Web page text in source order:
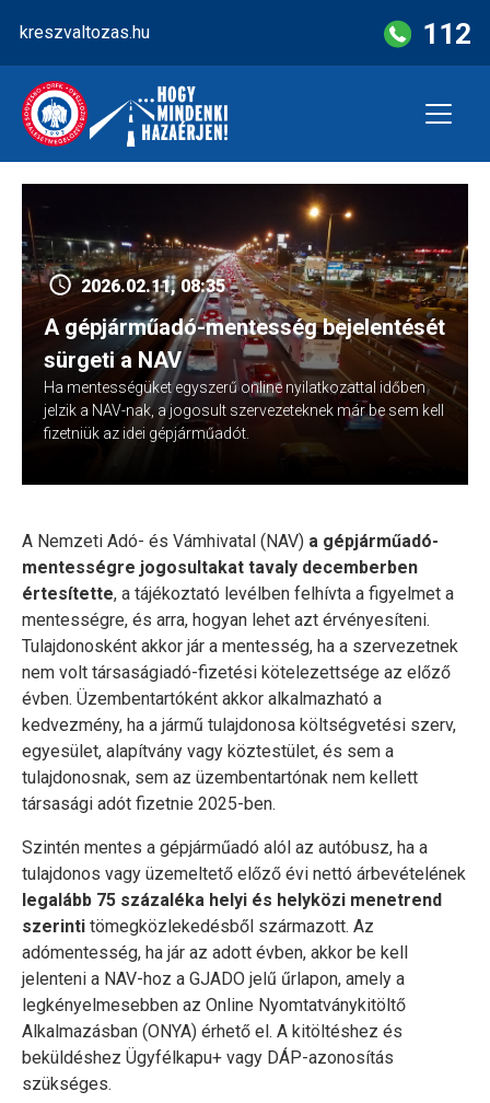
content
kreszvaltozas.hu 112
2026.02.11, 08:35
A gépjárműadó-mentesség bejelentését
sürgeti a NAV
Ha mentességüket egyszerű online nyilatkozattal időben
jelzik a NAV-nak, a jogosult szervezeteknek már be sem kell
fizetniük az idei gépjárműadót.
A Nemzeti Adó- és Vámhivatal (NAV) a gépjárműadó-
mentességre jogosultakat tavaly decemberben
értesítette, a tájékoztató levélben felhívta a figyelmet a
mentességre, és arra, hogyan lehet azt érvényesíteni.
Tulajdonosként akkor jár a mentesség, ha a szervezetnek
nem volt társaságiadó-fizetési kötelezettsége az előző
évben. Üzembentartóként akkor alkalmazható a
kedvezmény, ha a jármű tulajdonosa költségvetési szerv,
egyesület, alapítvány vagy köztestület, és sem a
tulajdonosnak, sem az üzembentartónak nem kellett
társasági adót fizetnie 2025-ben.
Szintén mentes a gépjárműadó alól az autóbusz, ha a
tulajdonos vagy üzemeltető előző évi nettó árbevételének
legalább 75 százaléka helyi és helyközi menetrend
szerinti tömegközlekedésből származott. Az
adómentesség, ha jár az adott évben, akkor be kell
jelenteni a NAV-hoz a GJADO jelű űrlapon, amely a
legkényelmesebben az Online Nyomtatványkitöltő
Alkalmazásban (ONYA) érhető el. A kitöltéshez és
beküldéshez Ügyfélkapu+ vagy DÁP-azonosítás
szükséges.